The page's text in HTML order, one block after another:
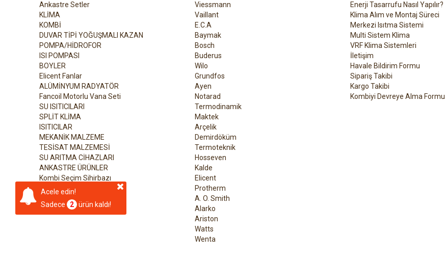
Acele edin!
Sadece
2 ürün kaldı!
Ankastre Setler
KLİMA
KOMBİ
DUVAR TİPİ YOĞUŞMALI KAZAN
POMPA/HİDROFOR
ISI POMPASI
BOYLER
Elicent Fanlar
ALÜMİNYUM RADYATÖR
Fancoil Motorlu Vana Seti
SU ISITICILARI
SPLİT KLİMA
ISITICILAR
MEKANİK MALZEME
TESİSAT MALZEMESİ
SU ARITMA CİHAZLARI
ANKASTRE ÜRÜNLER
Kombi Seçim Sihirbazı
Viessmann
Vaillant
E.C.A
Baymak
Bosch
Buderus
Wilo
Grundfos
Ayen
Notarad
Termodinamik
Maktek
Arçelik
Demirdöküm
Termoteknik
Hosseven
Kalde
Elicent
Protherm
A. O. Smith
Alarko
Ariston
Watts
Wenta
Enerji Tasarrufu Nasıl Yapılır?
Klima Alım ve Montaj Süreci
Merkezi Isıtma Sistemi
Multi Sistem Klima
VRF Klima Sistemleri
İletişim
Havale Bildirim Formu
Sipariş Takibi
Kargo Takibi
Kombiyi Devreye Alma Formu